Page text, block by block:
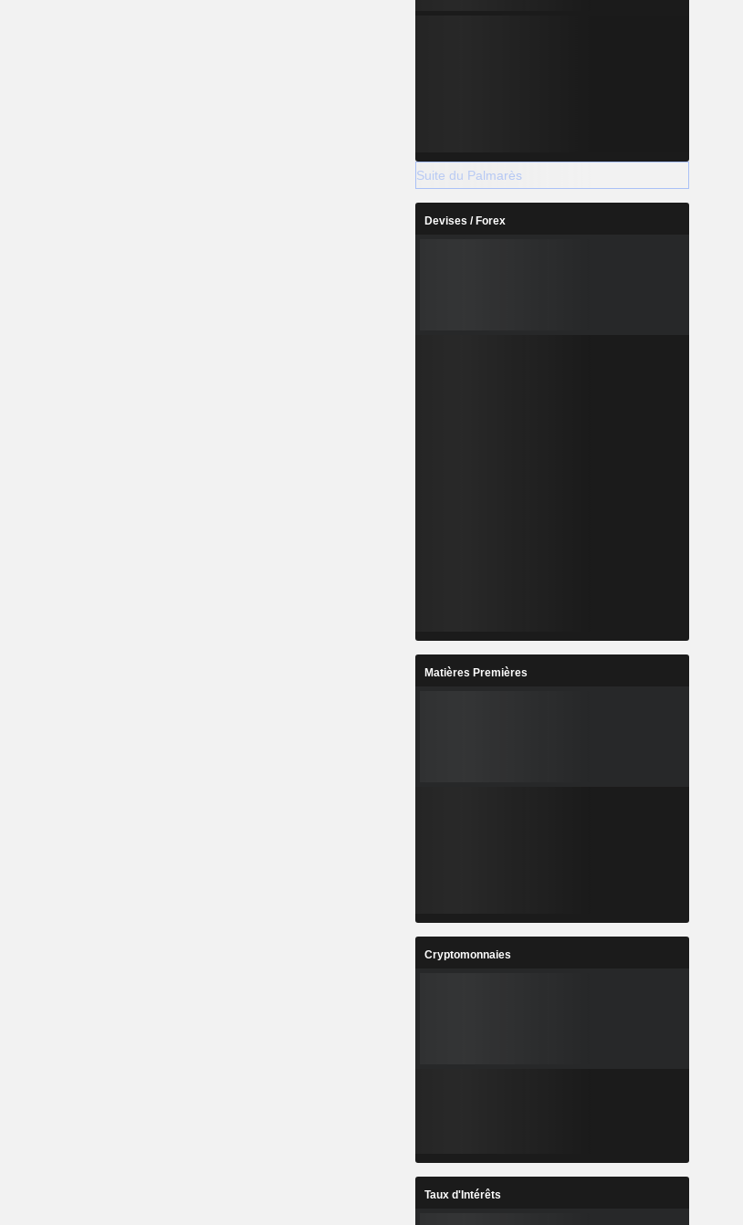
Suite du Palmarès
Devises / Forex
Matières Premières
Cryptomonnaies
Taux d'Intérêts